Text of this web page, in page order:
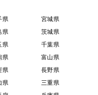
県
宮城県
県
茨城県
県
千葉県
県
富山県
県
長野県
県
三重県